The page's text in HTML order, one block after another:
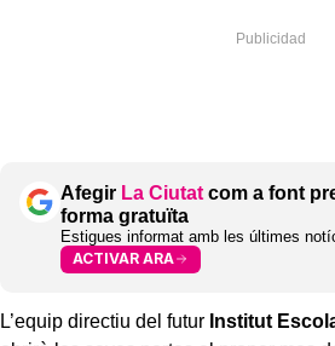
Afegir La Ciutat com a font
forma gratuïta
Estigues informat amb les últimes
ACTIVAR ARA
L’equip directiu del futur Institut